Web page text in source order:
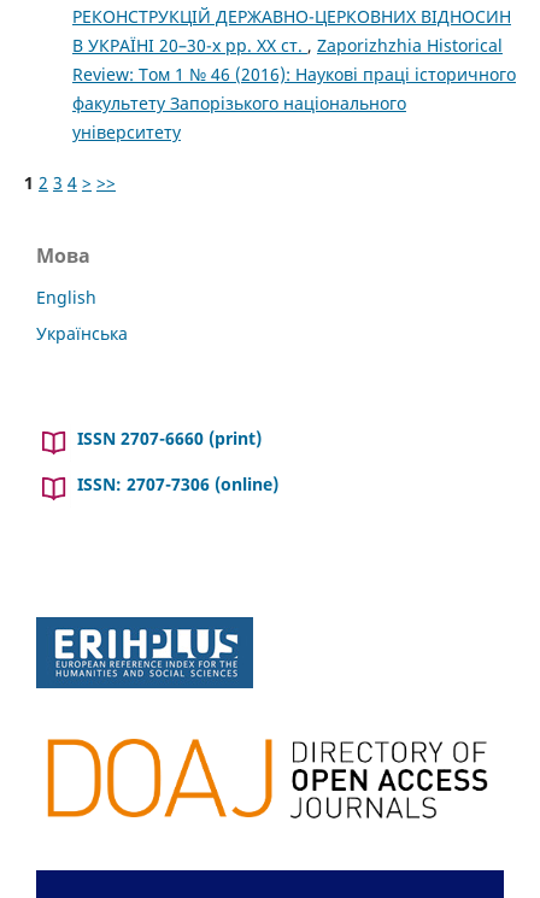
РЕКОНСТРУКЦІЙ ДЕРЖАВНО-ЦЕРКОВНИХ ВІДНОСИН
В УКРАЇНІ 20–30-х рр. ХХ ст. , Zaporizhzhia Historical
Review: Том 1 № 46 (2016): Наукові праці історичного
факультету Запорізького національного
університету
1 2 3 4 > >>
Мова
English
Українська
ISSN 2707-6660 (print)
ISSN: 2707-7306 (online)